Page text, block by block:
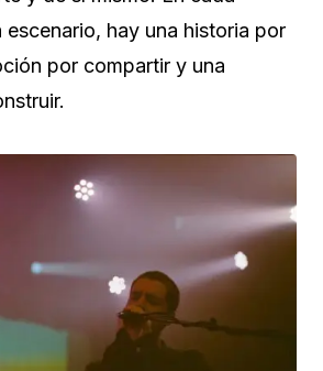
escenario, hay una historia por
por compartir y una